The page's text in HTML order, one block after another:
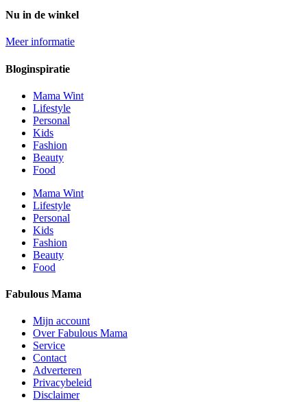
Nu in de winkel
Meer informatie
Bloginspiratie
Mama Wint
Lifestyle
Personal
Kids
Fashion
Beauty
Food
Mama Wint
Lifestyle
Personal
Kids
Fashion
Beauty
Food
Fabulous Mama
Mijn account
Over Fabulous Mama
Service
Contact
Adverteren
Privacybeleid
Disclaimer